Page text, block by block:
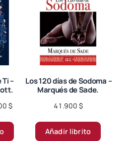
opciones
página
–
$Price
20.000 $
through
producto
Los 120 días de Sodoma –
Marqués de Sade.
41.900 $
Añadir librito